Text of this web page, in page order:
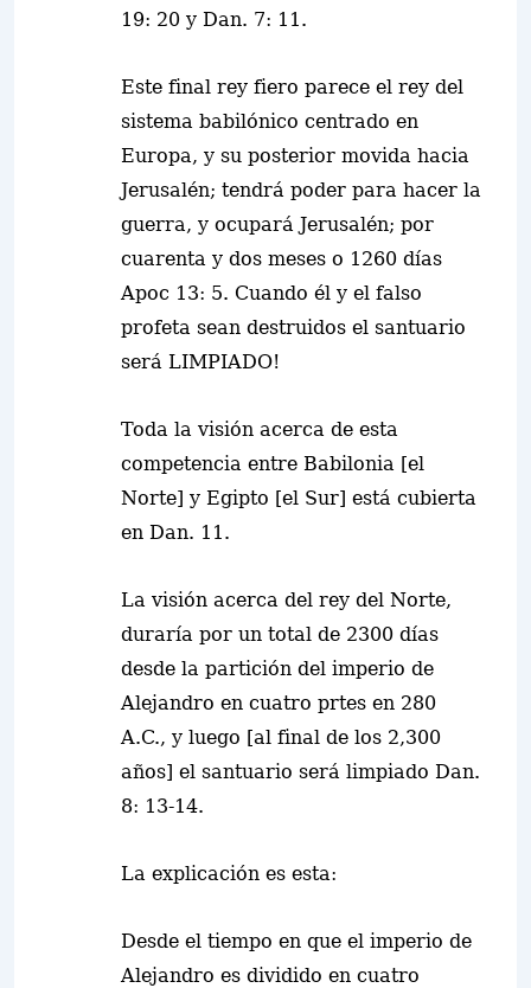
19: 20 y Dan. 7: 11.
Este final rey fiero parece el rey del
sistema babilónico centrado en
Europa, y su posterior movida hacia
Jerusalén; tendrá poder para hacer la
guerra, y ocupará Jerusalén; por
cuarenta y dos meses o 1260 días
Apoc 13: 5. Cuando él y el falso
profeta sean destruidos el santuario
será LIMPIADO!
Toda la visión acerca de esta
competencia entre Babilonia [el
Norte] y Egipto [el Sur] está cubierta
en Dan. 11.
La visión acerca del rey del Norte,
duraría por un total de 2300 días
desde la partición del imperio de
Alejandro en cuatro prtes en 280
A.C., y luego [al final de los 2,300
años] el santuario será limpiado Dan.
8: 13-14.
La explicación es esta:
Desde el tiempo en que el imperio de
Alejandro es dividido en cuatro